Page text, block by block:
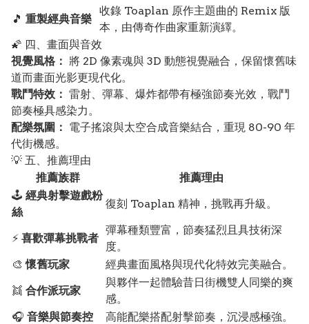
🎵 重製經典音樂
收錄 Toaplan 原作主題曲的 Remix 版
本，由傳奇作曲家重新演繹。
🌠 四、畫面與音效
視覺風格： 將 2D 像素魂與 3D 動態視覺融合，保留懷舊味
道而畫面光影更現代化。
戰鬥特效： 雷射、彈幕、爆炸都帶有極強節奏光效，戰鬥
節奏極具感染力。
配樂氛圍： 電子搖滾與太空合成音樂結合，重現 80-90 年
代街機感。
💡 五、推薦理由
推薦族群
推薦理由
🕹️ 經典射擊遊戲粉
絲
復刻 Toaplan 精神，挑戰再升級。
⚡ 喜歡彈幕挑戰者
彈幕種類豐富，節奏猛烈且具技術深
度。
🎨懷舊玩家
經典畫面風格與現代化特效完美融合。
👯 合作派玩家
與夥伴一起體驗昔日街機雙人同樂的爽
感。
🎧 音樂與節奏控 高能配樂搭配射擊節奏，沉浸感極強。